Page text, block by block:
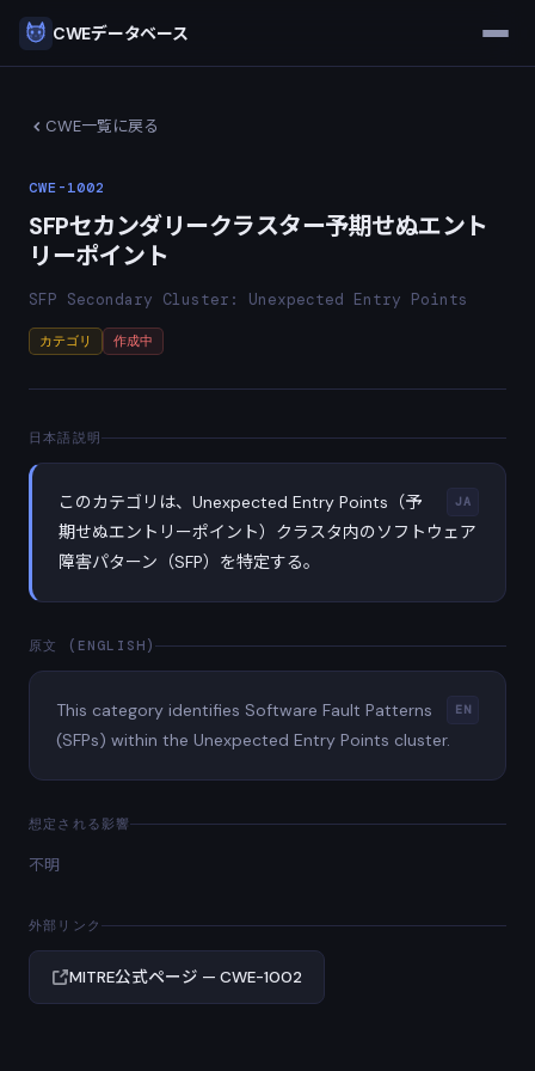
CWEデータベース
CWE一覧に戻る
CWE-1002
SFPセカンダリークラスター予期せぬエント
リーポイント
SFP Secondary Cluster: Unexpected Entry Points
カテゴリ 作成中
日本語説明
JA
このカテゴリは、Unexpected Entry Points（予
期せぬエントリーポイント）クラスタ内のソフトウェア
障害パターン（SFP）を特定する。
原文 (ENGLISH)
EN
This category identifies Software Fault Patterns
(SFPs) within the Unexpected Entry Points cluster.
想定される影響
不明
外部リンク
MITRE公式ページ — CWE-1002